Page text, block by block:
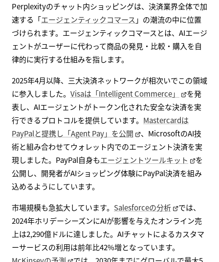
Perplexityのチャット内ショッピングは、決済業界全体で加
速する「エージェンティックコマース 」の潮流の中に位置
づけられます。エージェンティックコマースとは、AIエージ
ェントがユーザーに代わって商品の発見・比較・購入を自
律的に実行する仕組みを指します。
2025年4月以降、三大決済ネットワークが相次いでこの領域
に参入しました。 Visaは「Intelligent Commerce」
を発
表し、AIエージェントがトークン化された安全な決済を実
行できるプロトコルを提供しています。 Mastercardは
PayPalと提携し「Agent Pay」を公開
、MicrosoftのAI技
術と組み合わせてウォレット内でのエージェント決済を実
現しました。PayPal自身もエージェントツールキット
を
公開し、開発者がAIショッピング体験にPayPal決済を組み
込めるようにしています。
市場規模も急拡大しています。 Salesforceの分析
では、
2024年ホリデーシーズンにAIが影響を与えたオンライン売
上は2,290億ドルに達しました。AIチャットによるカスタマ
ーサービスの利用は前年比42%増となっています。